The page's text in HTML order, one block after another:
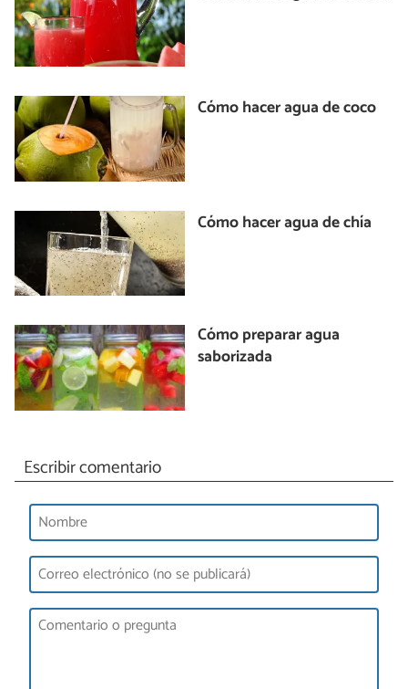
Cómo hacer agua de coco
Cómo hacer agua de chía
Cómo preparar agua
saborizada
Escribir comentario